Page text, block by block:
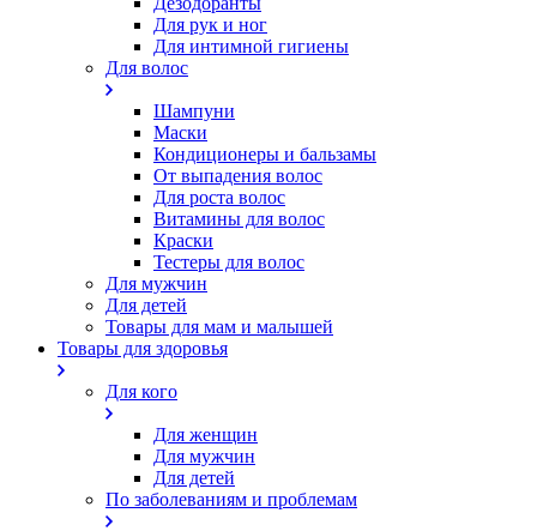
Для рук и ног
Для интимной гигиены
Для волос
Шампуни
Маски
Кондиционеры и бальзамы
От выпадения волос
Для роста волос
Витамины для волос
Краски
Тестеры для волос
Для мужчин
Для детей
Товары для мам и малышей
Товары для здоровья
Для кого
Для женщин
Для мужчин
Для детей
По заболеваниям и проблемам